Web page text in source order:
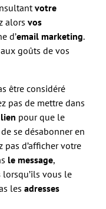
votre
alors vos
d’email marketing.
goûts de vos
être considéré
pas de mettre dans
pour que le
se désabonner en
pas d’afficher votre
le message,
lorsqu’ils vous le
les adresses